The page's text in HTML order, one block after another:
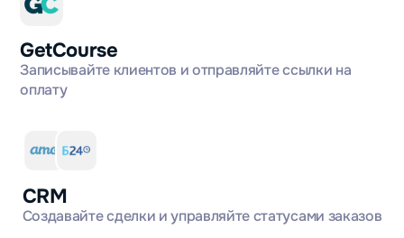
GetCourse
Записывайте клиентов и отправляйте ссылки на
оплату
CRM
Создавайте сделки и управляйте статусами заказов